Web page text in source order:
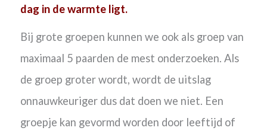
dag in de warmte ligt.
Bij grote groepen kunnen we ook als groep van
maximaal 5 paarden de mest onderzoeken. Als
de groep groter wordt, wordt de uitslag
onnauwkeuriger dus dat doen we niet. Een
groepje kan gevormd worden door leeftijd of